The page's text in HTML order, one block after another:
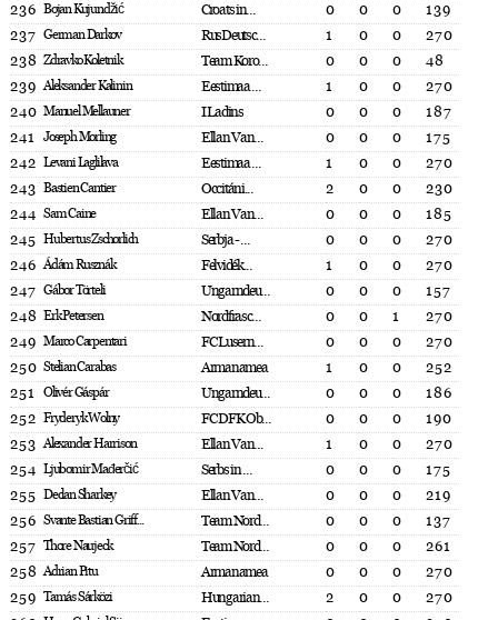
236 Bojan Kujundžić Croats in... 0 0 0
139
237 German Darkov RusDeutsc... 1 0 0
270
238 Zdravko Koletnik Team Koro... 0 0 0
48
239 Aleksander Kalinin Eestimaa ... 1 0 0
270
240 Manuel Mellauner I Ladins 0 0 0
187
241 Joseph Morling Ellan Van... 0 0 0
175
242 Levani Laglilava Eestimaa ... 1 0 0
270
243 Bastien Cantier Occitáni... 2 0 0
230
244 Sam Caine Ellan Van... 0 0 0
185
245 Hubertus Zschorlich Serbja - ... 0 0 0
270
246 Ádám Rusznák Felvidék... 1 0 0
270
247 Gábor Törteli Ungarndeu... 0 0 0
157
248 Erk Petersen Nordfrasc... 0 0 1
270
249 Marco Carpentari FC Lusern... 0 0 0
270
250 Stelian Carabas Armanamea 1 0 0
252
251 Olivér Gáspár Ungarndeu... 0 0 0
186
252 Fryderyk Wolny FC DFK Ob... 0 0 0
190
253 Alexander Harrison Ellan Van... 1 0 0
270
254 Ljubomir Mađerčić Serbs in ... 0 0 0
175
255 Declan Sharkey Ellan Van... 0 0 0
219
256 Svante Bastian Griff... Team Nord... 0 0 0
137
257 Thore Naujeck Team Nord... 0 0 0
261
258 Adrian Pitu Armanamea 0 0 0
270
259 Tamás Sárközi Hungarian... 2 0 0
270